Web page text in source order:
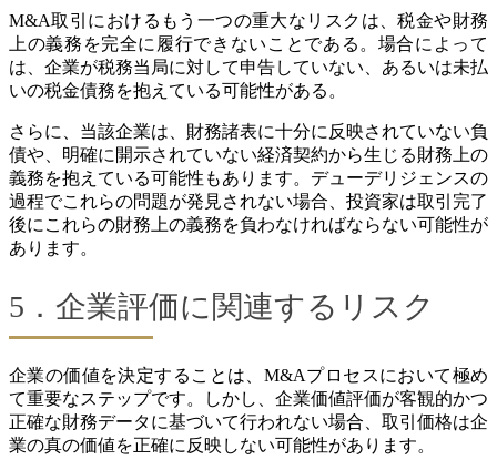
M&A取引におけるもう一つの重大なリスクは、税金や財務
上の義務を完全に履行できないことである。場合によって
は、企業が税務当局に対して申告していない、あるいは未払
いの税金債務を抱えている可能性がある。
さらに、当該企業は、財務諸表に十分に反映されていない負
債や、明確に開示されていない経済契約から生じる財務上の
義務を抱えている可能性もあります。デューデリジェンスの
過程でこれらの問題が発見されない場合、投資家は取引完了
後にこれらの財務上の義務を負わなければならない可能性が
あります。
5．企業評価に関連するリスク
企業の価値を決定することは、M&Aプロセスにおいて極め
て重要なステップです。しかし、企業価値評価が客観的かつ
正確な財務データに基づいて行われない場合、取引価格は企
業の真の価値を正確に反映しない可能性があります。